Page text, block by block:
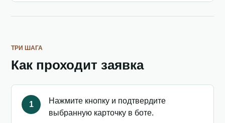
ТРИ ШАГА
Как проходит заявка
1
Нажмите кнопку и подтвердите
выбранную карточку в боте.